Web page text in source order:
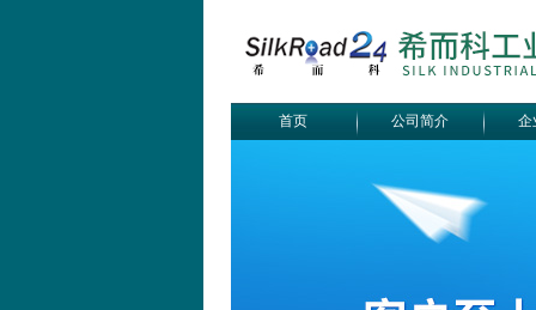
首页 公司简介 企